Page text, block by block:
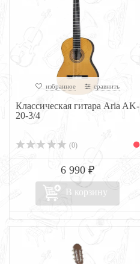
избранное сравнить
Классическая гитара Aria AK-
20-3/4
(0)
6 990 ₽
В корзину